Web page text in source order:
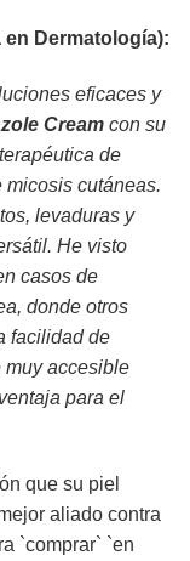
en Dermatología):
eficaces y
Cream con su
de
cutáneas.
levaduras y
He visto
casos de
donde otros
facilidad de
muy accesible
para el
que su piel
aliado contra
`comprar` `en